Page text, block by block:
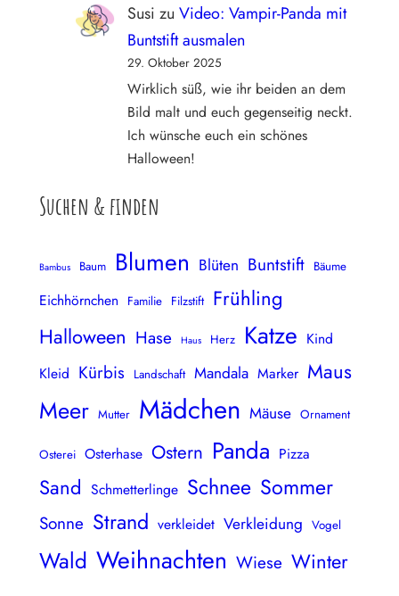
Susi zu Video: Vampir-Panda mit
Buntstift ausmalen
29. Oktober 2025
Wirklich süß, wie ihr beiden an dem
Bild malt und euch gegenseitig neckt.
Ich wünsche euch ein schönes
Halloween!
Suchen & finden
Bambus Baum Blumen Blüten Buntstift Bäume
Eichhörnchen Familie Filzstift Frühling
Halloween Hase Haus Herz Katze Kind
Kleid Kürbis Landschaft Mandala Marker Maus
Meer Mutter Mädchen Mäuse Ornament
Osterei Osterhase Ostern Panda Pizza
Sand Schmetterlinge Schnee Sommer
Sonne Strand verkleidet Verkleidung Vogel
Wald Weihnachten Wiese Winter